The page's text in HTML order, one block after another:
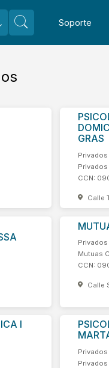
Soporte
GRAS
Privados
Privados
CCN:
Calle
Privados
Mutuas
CCN:
Calle
I
Privados
Privados